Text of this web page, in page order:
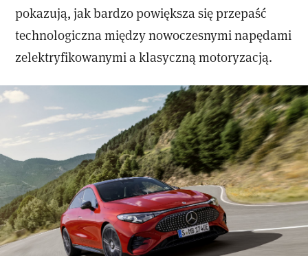
pokazują, jak bardzo powiększa się przepaść
technologiczna między nowoczesnymi napędami
zelektryfikowanymi a klasyczną motoryzacją.